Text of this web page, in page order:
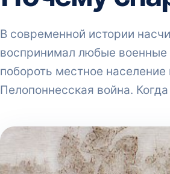
В современной истории
воспринимал любые военные
побороть местное население
Пелопоннесская война.